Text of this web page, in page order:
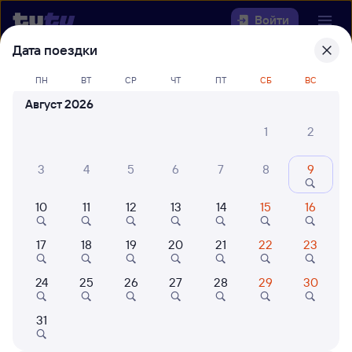
Войти
Выберите день, чтобы найтиж/д
билеты Эльтон — Курган
Куда
Когда
Кто едет
Найти поезда
Дата поездки
ПН ВТ СР ЧТ ПТ СБ ВС
Август 2026
1
2
3 4 5 6 7 8 9
10 11 12 13 14 15 16
17 18 19 20 21 22 23
24 25 26 27 28 29 30
31